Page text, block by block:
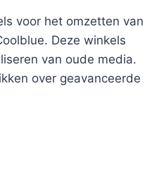
voor het omzetten van
Deze winkels
van oude media.
over geavanceerde